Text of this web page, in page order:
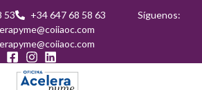
53
+34 647 68 58 63
Síguenos: